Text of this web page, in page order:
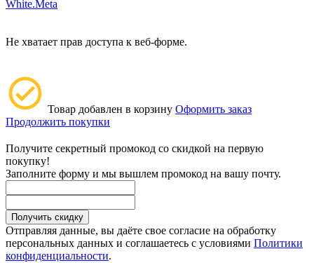
White.Meta
Не хватает прав доступа к веб-форме.
Товар добавлен в корзину Оформить заказ
Продолжить покупки
Получите секретный промокод со скидкой на первую
покупку!
Заполните форму и мы вышлем промокод на вашу почту.
Получить скидку
Отправляя данные, вы даёте свое согласие на обработку
персональных данных и соглашаетесь с условиями Политики
конфиденциальности.